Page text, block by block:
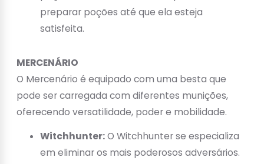
preparar poções até que ela esteja
satisfeita.
MERCENÁRIO
O Mercenário é equipado com uma besta que
pode ser carregada com diferentes munições,
oferecendo versatilidade, poder e mobilidade.
Witchhunter:O Witchhunter se especializa
em eliminar os mais poderosos adversários.